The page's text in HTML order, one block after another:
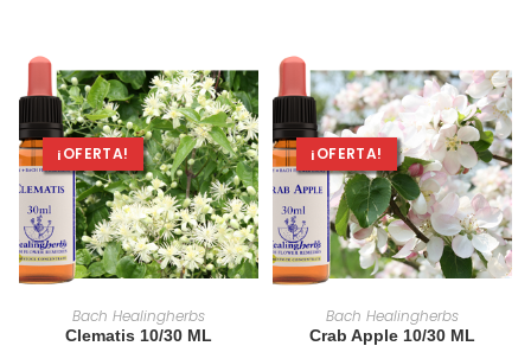
¡OFERTA!
SELECCIONAR OPCIONES
Bach Healingherbs
Clematis 10/30 ML
¡OFERTA!
SELECCIONAR OPCIONES
Bach Healingherbs
Crab Apple 10/30 ML